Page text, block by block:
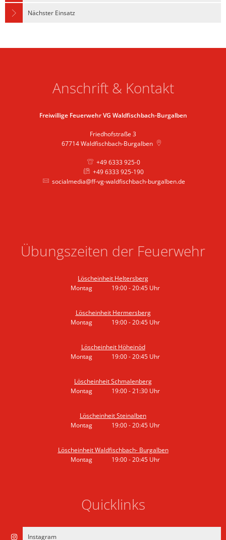
Nächster Einsatz
Anschrift & Kontakt
Freiwillige Feuerwehr VG Waldfischbach-Burgalben
Friedhofstraße 3
67714 Waldfischbach-Burgalben
+49 6333 925-0
+49 6333 925-190
socialmedia@ff-vg-waldfischbach-burgalben.de
Übungszeiten der Feuerwehr
Löscheinheit Heltersberg
Montag
19:00-20:45 Uhr
Löscheinheit Hermersberg
Montag
19:00-20:45 Uhr
Löscheinheit Höheinöd
Montag
19:00-20:45 Uhr
Löscheinheit Schmalenberg
Montag
19:00-21:30 Uhr
Löscheinheit Steinalben
Montag
19:00-20:45 Uhr
Löscheinheit Waldfischbach- Burgalben
Montag
19:00-20:45 Uhr
Quicklinks
Instagram